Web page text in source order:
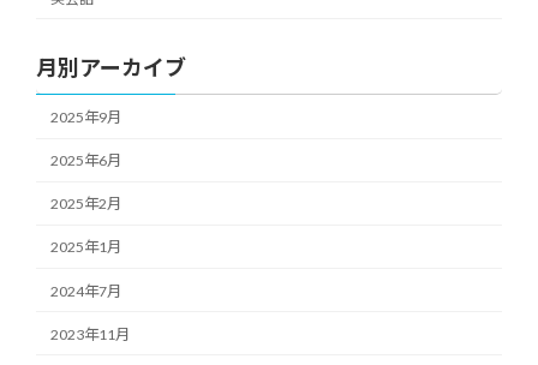
月別アーカイブ
2025年9月
2025年6月
2025年2月
2025年1月
2024年7月
2023年11月